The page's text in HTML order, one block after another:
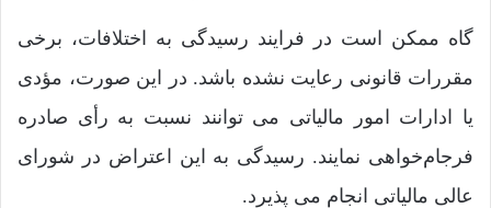
گاه ممکن است در فرایند رسیدگی به اختلافات، برخی
مقررات قانونی رعایت نشده باشد. در این صورت، مؤدی
یا ادارات امور مالیاتی می توانند نسبت به رأی صادره
فرجام‌خواهی نمایند. رسیدگی به این اعتراض در شورای
عالی مالیاتی انجام می پذیرد.